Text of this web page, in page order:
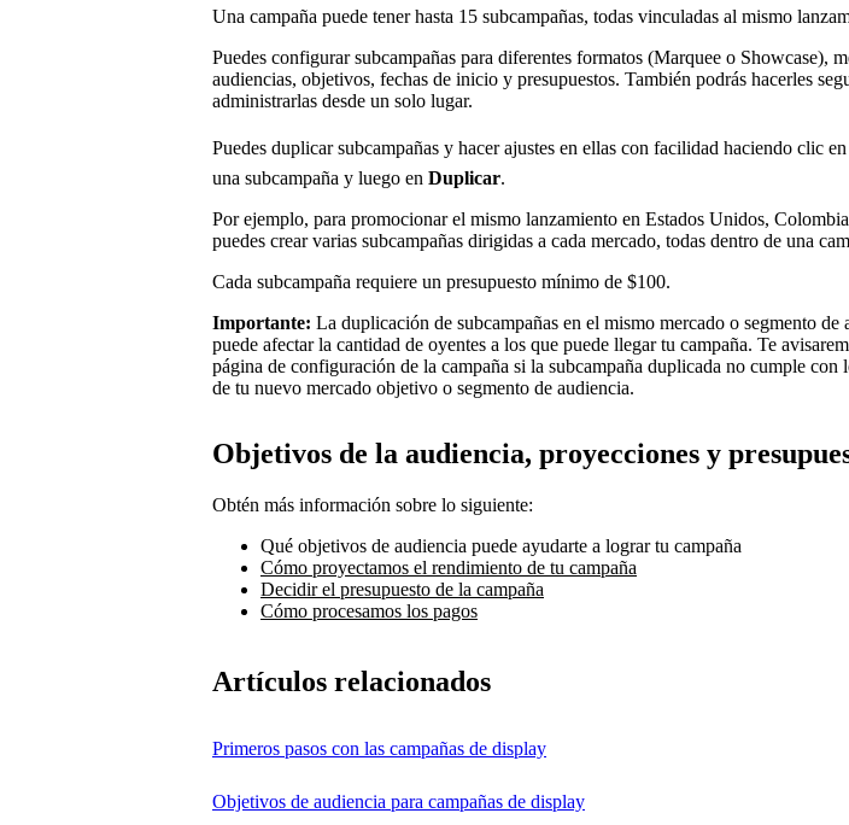
Una campaña puede tener hasta 15 subcampañas, todas vinculadas al mismo
Puedes configurar subcampañas para diferentes formatos (Marquee o Showcase),
audiencias, objetivos, fechas de inicio y presupuestos. También podrás hacerles
administrarlas desde un solo lugar.
Puedes duplicar subcampañas y hacer ajustes en ellas con facilidad haciendo clic en
una subcampaña y luego en Duplicar.
Por ejemplo, para promocionar el mismo lanzamiento en Estados Unidos,
puedes crear varias subcampañas dirigidas a cada mercado, todas dentro de una
Cada subcampaña requiere un presupuesto mínimo de $100.
Importante: La duplicación de subcampañas en el mismo mercado o segmento de
puede afectar la cantidad de oyentes a los que puede llegar tu campaña. Te
página de configuración de la campaña si la subcampaña duplicada no cumple con
de tu nuevo mercado objetivo o segmento de audiencia.
Objetivos de la audiencia, proyecciones y
Obtén más información sobre lo siguiente:
Qué objetivos de audiencia puede ayudarte a lograr tu campaña
Cómo proyectamos el rendimiento de tu campaña
Decidir el presupuesto de la campaña
Cómo procesamos los pagos
Artículos relacionados
Primeros pasos con las campañas de display
Objetivos de audiencia para campañas de display